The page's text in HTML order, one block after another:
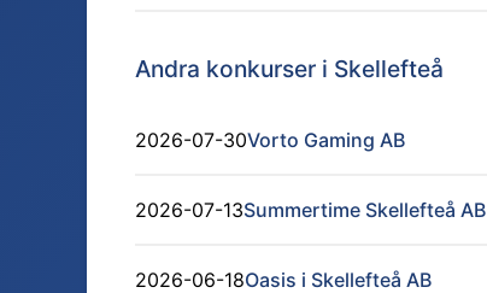
Andra konkurser i Skellefteå
2026-07-30Vorto Gaming AB
2026-07-13Summertime Skellefteå AB
2026-06-18Oasis i Skellefteå AB